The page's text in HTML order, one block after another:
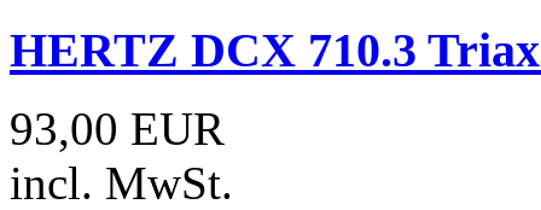
HERTZ DCX 710.3
93,00 EUR
incl. MwSt.